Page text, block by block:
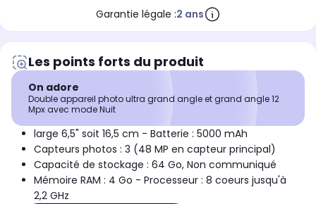
Garantie légale :2 ans
Les points forts du produit
On adore
Double appareil photo ultra grand angle et grand angle 12
Mpx avec mode Nuit
large 6,5" soit 16,5 cm - Batterie : 5000 mAh
Capteurs photos : 3 (48 MP en capteur principal)
Capacité de stockage : 64 Go, Non communiqué
Mémoire RAM : 4 Go - Processeur : 8 coeurs jusqu'à
2,2 GHz